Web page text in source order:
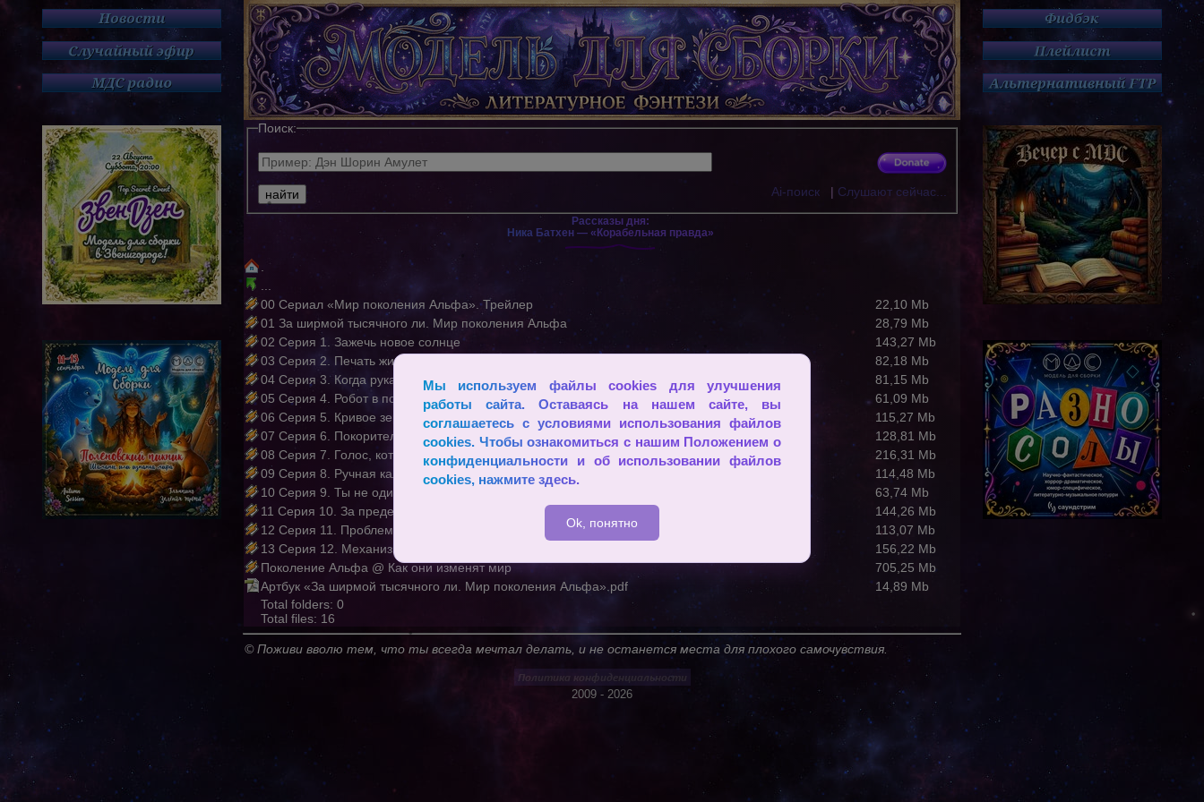
Мы используем файлы cookies для улучшения
работы сайта. Оставаясь на нашем сайте, вы
соглашаетесь с условиями использования файлов
cookies. Чтобы ознакомиться с нашим Положением о
конфиденциальности и об использовании файлов
cookies, нажмите здесь.
Ok, понятно
Поиск:
Ai-поиск | Слушают сейчас...
Рассказы дня:
Ника Батхен — «Корабельная правда»
00 Сериал «Мир поколения Альфа». Трейлер
22,10 Mb
01 За ширмой тысячного ли. Мир поколения Альфа
28,79 Mb
02 Серия 1. Зажечь новое солнце
143,27 Mb
03 Серия 2. Печать жизни
82,18 Mb
04 Серия 3. Когда рука чувствует
81,15 Mb
05 Серия 4. Робот в поисках эмпатии
61,09 Mb
06 Серия 5. Кривое зеркало
115,27 Mb
07 Серия 6. Покорители шума
128,81 Mb
08 Серия 7. Голос, который слышат
216,31 Mb
09 Серия 8. Ручная калибровка
114,48 Mb
10 Серия 9. Ты не одинок
63,74 Mb
11 Серия 10. За пределами задачи
144,26 Mb
12 Серия 11. Проблема выбора
113,07 Mb
13 Серия 12. Механизм на оборону
156,22 Mb
Поколение Альфа @ Как они изменят мир
705,25 Mb
Артбук «За ширмой тысячного ли. Мир поколения Альфа».pdf
14,89 Mb
Total folders: 0
Total files: 16
© Поживи вволю тем, что ты всегда мечтал делать, и не останется места для плохого самочувствия.
2009 - 2026